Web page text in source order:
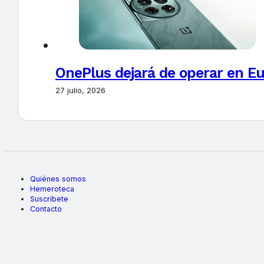
OnePlus dejará de operar en
27 julio, 2026
Quiénes somos
Hemeroteca
Suscríbete
Contacto